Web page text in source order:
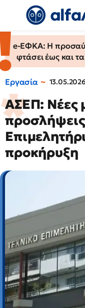
e-ΕΦΚΑ: Η
φτάσει έως και
Εργασία
ΑΣΕΠ: Νέες
προκήρυξη